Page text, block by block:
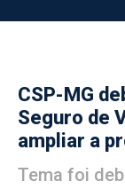
CSP-MG
Seguro de
ampliar a
Tema foi